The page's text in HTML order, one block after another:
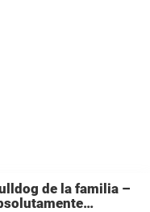
de la familia –